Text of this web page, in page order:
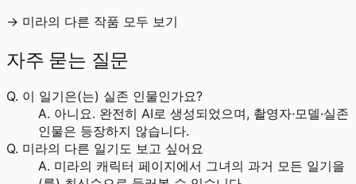
→ 미라의 다른 작품 모두 보기
자주 묻는 질문
Q. 이 일기은(는) 실존 인물인가요?
A. 아니요. 완전히 AI로 생성되었으며, 촬영자·모델·실존
인물은 등장하지 않습니다.
Q. 미라의 다른 일기도 보고 싶어요
A. 미라의 캐릭터 페이지에서 그녀의 과거 모든 일기을